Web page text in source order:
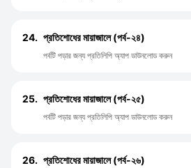
24. প্রতিশোধের মায়াজালে (পর্ব-২৪)
পর্বটি পড়ার জন্য প্রতিলিপি অ্যাপ ডাউনলোড করুন
25. প্রতিশোধের মায়াজালে (পর্ব-২৫)
পর্বটি পড়ার জন্য প্রতিলিপি অ্যাপ ডাউনলোড করুন
26. প্রতিশোধের মায়াজালে (পর্ব-২৬)